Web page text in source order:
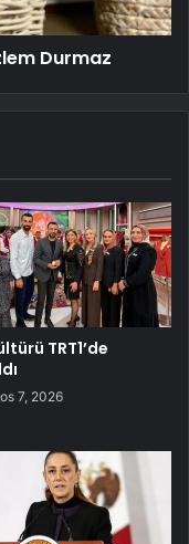
Durmaz
TRT1’de
7, 2026